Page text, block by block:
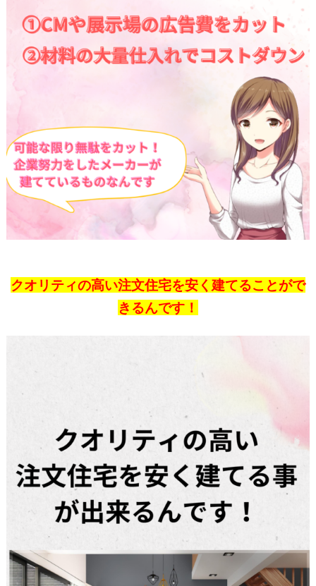
クオリティの高い注文住宅を安く建てることがで
きるんです！